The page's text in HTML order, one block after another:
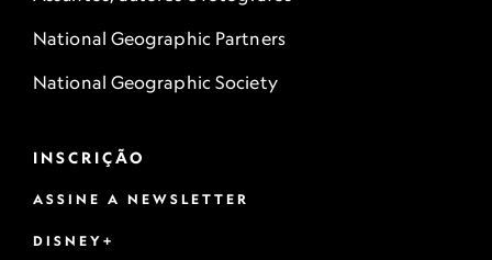
National Geographic Partners
National Geographic Society
INSCRIÇÃO
ASSINE A NEWSLETTER
DISNEY+